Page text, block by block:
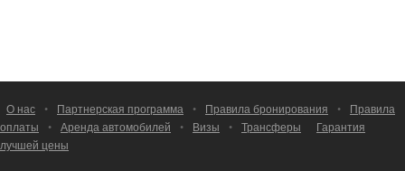
О нас • Партнерская программа • Правила бронирования •
Правила
оплаты
• Аренда автомобилей • Визы • Трансферы
Гарантия
лучшей цены